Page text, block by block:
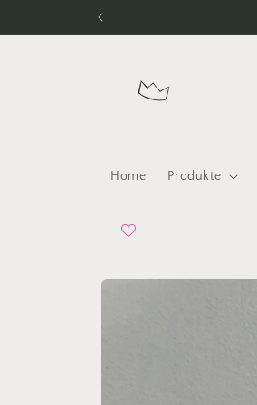
Inhalt
Home Produkte
Zu